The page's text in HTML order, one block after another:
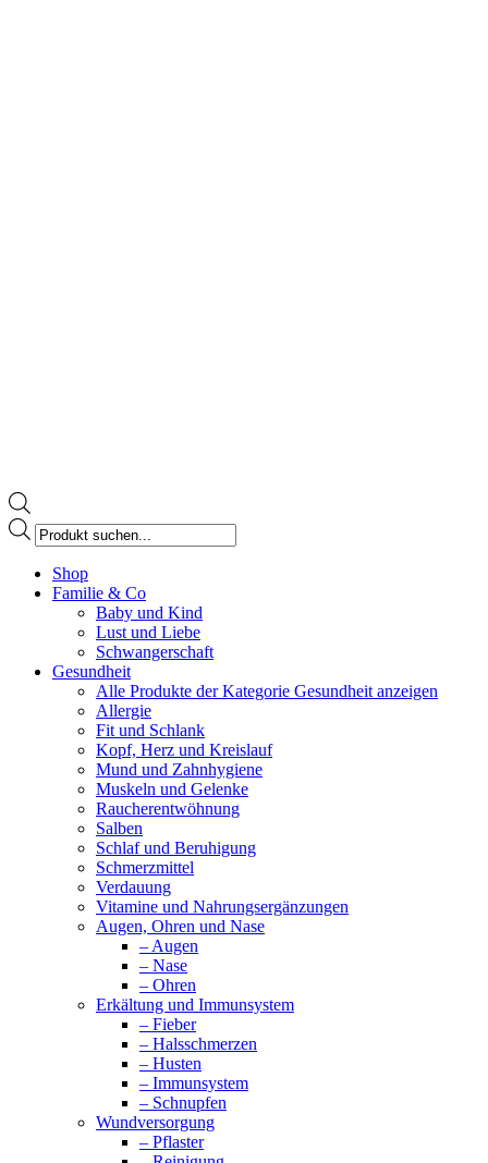
Products
search
page
opens
Shop
Familie & Co
Baby und Kind
Lust und Liebe
Schwangerschaft
Gesundheit
Alle Produkte der Kategorie Gesundheit anzeigen
Allergie
Fit und Schlank
Kopf, Herz und Kreislauf
Mund und Zahnhygiene
Muskeln und Gelenke
Raucherentwöhnung
Salben
Schlaf und Beruhigung
Schmerzmittel
Verdauung
Vitamine und Nahrungsergänzungen
Augen, Ohren und Nase
– Augen
– Nase
– Ohren
Erkältung und Immunsystem
– Fieber
– Halsschmerzen
– Husten
– Immunsystem
– Schnupfen
Wundversorgung
– Pflaster